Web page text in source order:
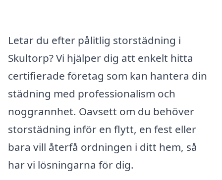
Letar du efter pålitlig storstädning i
Skultorp? Vi hjälper dig att enkelt hitta
certifierade företag som kan hantera din
städning med professionalism och
noggrannhet. Oavsett om du behöver
storstädning inför en flytt, en fest eller
bara vill återfå ordningen i ditt hem, så
har vi lösningarna för dig.